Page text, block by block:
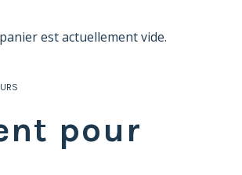
est actuellement vide.
pour